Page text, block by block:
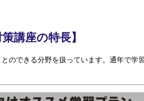
策講座の特長】
のできる分野を扱っています。通年で学